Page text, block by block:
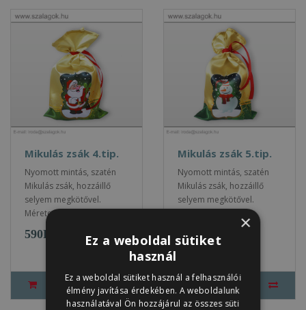
Mikulás zsák 4.tip.
Nyomott mintás, szatén
Mikulás zsák, hozzáillő
selyem megkötővel.
Mérete: 18x28 cm ..
590Ft 750Ft
Mikulás zsák 5.tip.
Nyomott mintás, szatén
Mikulás zsák, hozzáillő
selyem megkötővel.
Mérete: 18x28 cm ..
590Ft 750Ft
×
Ez a weboldal sütiket
használ
Ez a weboldal sütiket használ a felhasználói
élmény javítása érdekében. A weboldalunk
használatával Ön hozzájárul az összes süti